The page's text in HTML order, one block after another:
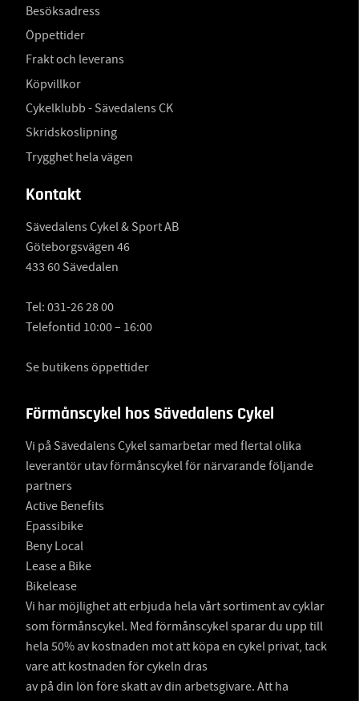
Besöksadress
Öppettider
Frakt och leverans
Köpvillkor
Cykelklubb - Sävedalens CK
Skridskoslipning
Trygghet hela vägen
Kontakt
Sävedalens Cykel & Sport AB
Göteborgsvägen 46
433 60 Sävedalen
Tel: 031-26 28 00
Telefontid 10:00 – 16:00
Se butikens öppettider
Förmånscykel hos Sävedalens Cykel
Vi på Sävedalens Cykel samarbetar med flertal olika
leverantör utav förmånscykel för närvarande följande
partners
Active Benefits
Epassibike
Beny Local
Lease a Bike
Bikelease
Vi har möjlighet att erbjuda hela vårt sortiment av cyklar
som förmånscykel. Med förmånscykel sparar du upp till
hela 50% av kostnaden mot att köpa en cykel privat, tack
vare att kostnaden för cykeln dras
av på din lön före skatt av din arbetsgivare. Att ha